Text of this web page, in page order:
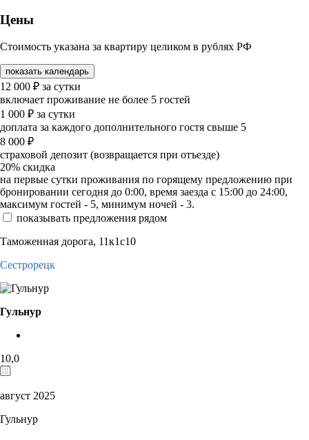
Цены
Стоимость указана за квартиру целиком в рублях РФ
показать календарь
12 000 ₽ за сутки
включает проживание не более 5 гостей
1 000 ₽ за сутки
доплата за каждого дополнительного гостя свыше 5
8 000 ₽
страховой депозит (возвращается при отъезде)
20% скидка
на первые сутки проживания по горящему предложению при
бронировании сегодня до 0:00, время заезда с 15:00 до 24:00,
максимум гостей - 5, минимум ночей - 3.
показывать предложения рядом
Таможенная дорога, 11к1с10
Сестрорецк
Гульнур
10,0
август 2025
Гульнур